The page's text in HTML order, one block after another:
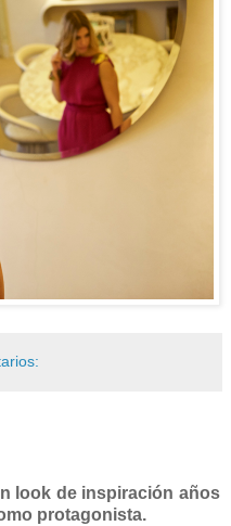
look de inspiración años
protagonista.